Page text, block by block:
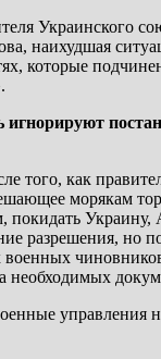
Украинского
наихудшая
которые
того, как
морякам
покидать Украину,
разрешения, но
военных
необходимых
управления